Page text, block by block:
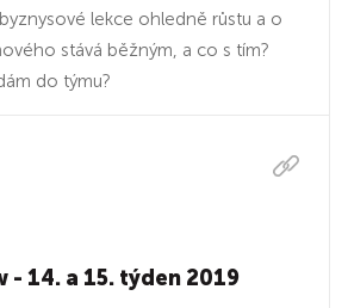
lekce ohledně růstu a o
stává běžným, a co s tím?
do týmu?
- 14. a 15. týden 2019